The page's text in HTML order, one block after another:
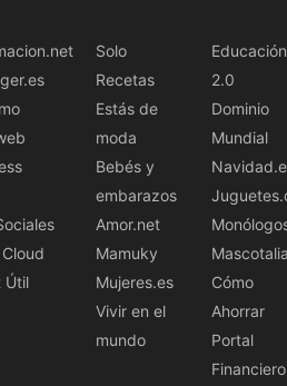
Útil
Solo
Recetas
Estás de
moda
Bebés y
embarazos
Amor.net
Mamuky
Mujeres.es
Vivir en el
mundo
Educación
2.0
Dominio
Mundial
Cómo
Ahorrar
Portal
Financiero